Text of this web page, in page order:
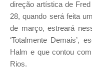
direção artística de
28, quando será feita
de março, estreará
‘Totalmente Demais’,
Halm e que contou
Rios.